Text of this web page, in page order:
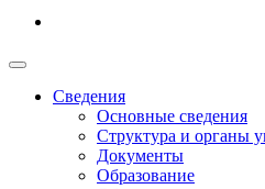
Сведения
Основные сведения
Структура и органы
Документы
Образование